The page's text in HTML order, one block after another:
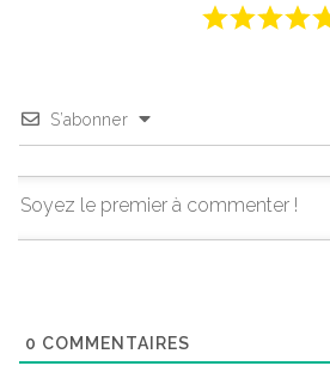
S’abonner
0 COMMENTAIRES